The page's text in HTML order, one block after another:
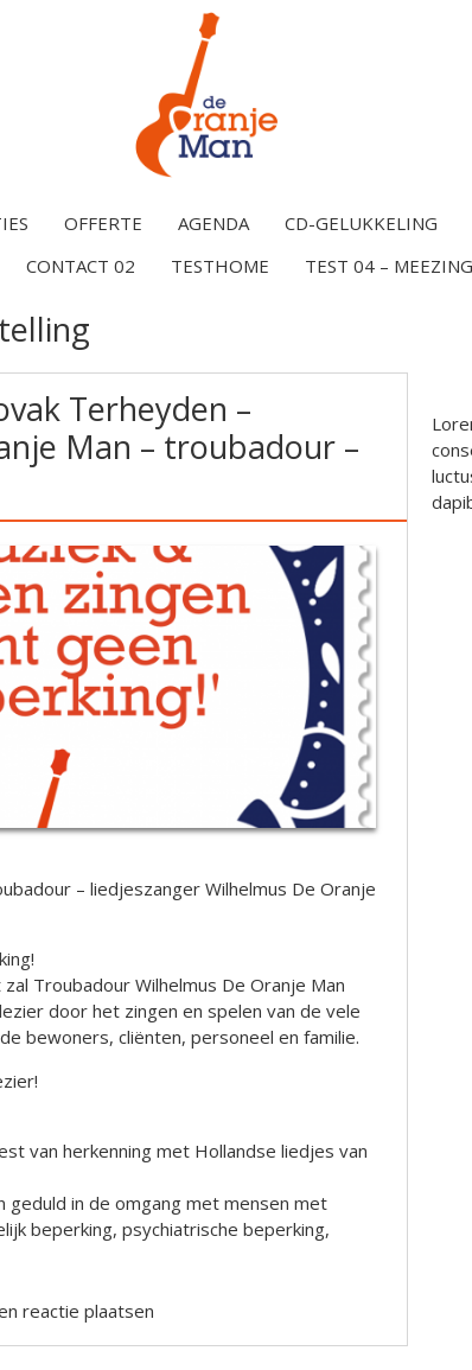
OFFERTE AGENDA
CD-GELUKKELING
CONTACT 02 TESTHOME TEST 04 –
Terheyden –
Man – troubadour –
– liedjeszanger Wilhelmus De Oranje
Troubadour Wilhelmus De Oranje Man
door het zingen en spelen van de vele
bewoners, cliënten, personeel en familie.
van herkenning met Hollandse liedjes van
geduld in de omgang met mensen met
beperking, psychiatrische beperking,
reactie plaatsen